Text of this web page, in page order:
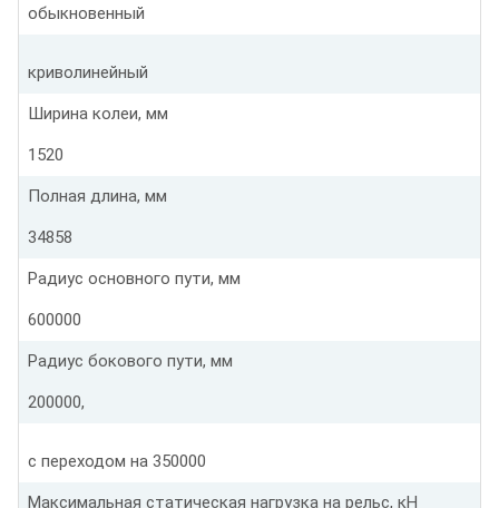
обыкновенный
криволинейный
Ширина колеи, мм
1520
Полная длина, мм
34858
Радиус основного пути, мм
600000
Радиус бокового пути, мм
200000,
с переходом на 350000
Максимальная статическая нагрузка на рельс, кН